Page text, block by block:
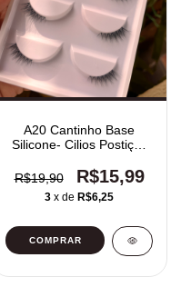
A20 Cantinho Base
Silicone- Cilios Postiços
R$19,90
R$15,99
3 x de R$6,25